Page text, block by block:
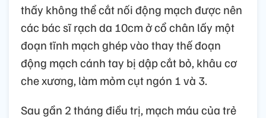
thấy không thể cắt nối động mạch được nên
các bác sĩ rạch da 10cm ở cổ chân lấy một
đoạn tĩnh mạch ghép vào thay thế đoạn
động mạch cánh tay bị dập cắt bỏ, khâu cơ
che xương, làm mỏm cụt ngón 1 và 3.
Sau gần 2 tháng điều trị, mạch máu của trẻ